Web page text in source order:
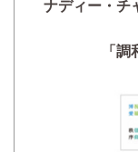
ナディー・チ
「